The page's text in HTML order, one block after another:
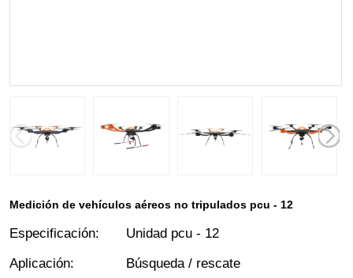
Medición de vehículos aéreos no tripulados pcu - 12
Especificación: Unidad pcu - 12
Aplicación: Búsqueda / rescate